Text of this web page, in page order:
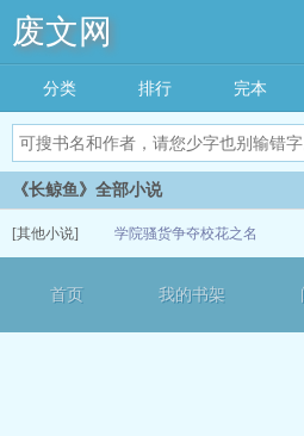
废文网
分类 排行 完本
《长鲸鱼》全部小说
[其他小说] 学院骚货争夺校花之名
首页 我的书架